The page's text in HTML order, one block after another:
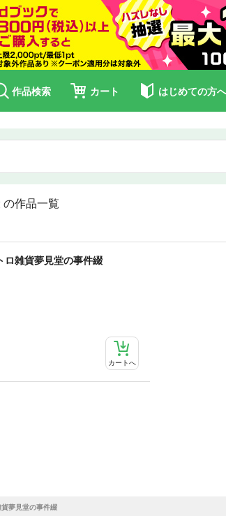
作品検索 カート はじめての方へ
の作品一覧
ロ雑貨夢見堂の事件綴
カートへ
貨夢見堂の事件綴